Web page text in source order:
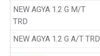
NEW AGYA 1.2 G M/T
TRD
NEW AGYA 1.2 G A/T TRD